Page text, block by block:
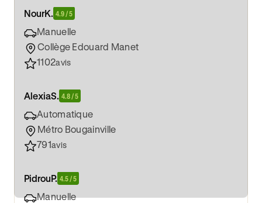
NourK. 4.9 / 5
Manuelle
Collège Edouard Manet
1102avis
AlexiaS. 4.8 / 5
Automatique
Métro Bougainville
791avis
PidrouP. 4.5 / 5
Manuelle